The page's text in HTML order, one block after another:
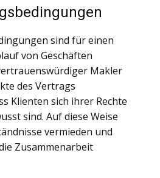
sind für einen
von Geschäften
Makler
des Vertrags
Klienten sich ihrer Rechte
sind. Auf diese Weise
vermieden und
Zusammenarbeit